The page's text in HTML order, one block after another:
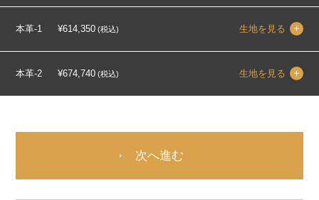
本革-1 ¥614,350 (税込) 生地を見る
本革-2 ¥674,740 (税込) 生地を見る